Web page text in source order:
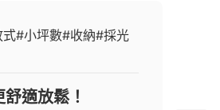
式#小坪數#收納#採光
適放鬆！